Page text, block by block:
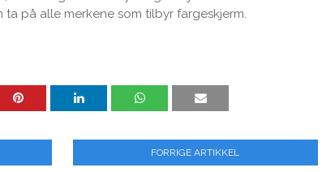
på alle merkene som tilbyr fargeskjerm.
FORRIGE ARTIKKEL